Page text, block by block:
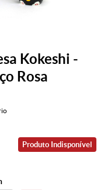
Kokeshi -
Rosa
Produto Indisponível